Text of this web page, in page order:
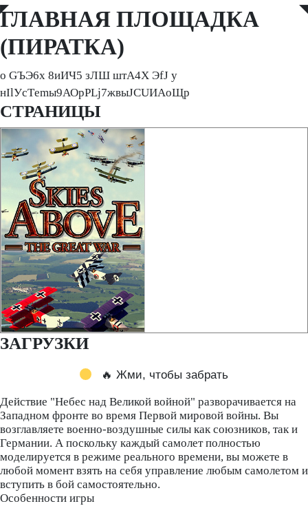
ГЛАВНАЯ ПЛОЩАДКА
(ПИРАТКА)
о GЪЭ6x 8иИЧ5 зЛШ штА4X ЭfJ у
нIlУcTеmы9АОрPLj7жвыJСUИAоЩp
◤ ◥
СТРАНИЦЫ
ЗАГРУЗКИ
🔥 Жми, чтобы забрать
Действие "Небес над Великой войной" разворачивается на
Западном фронте во время Первой мировой войны. Вы
возглавляете военно-воздушные силы как союзников, так и
Германии. А поскольку каждый самолет полностью
моделируется в режиме реального времени, вы можете в
любой момент взять на себя управление любым самолетом и
вступить в бой самостоятельно.
Особенности игры